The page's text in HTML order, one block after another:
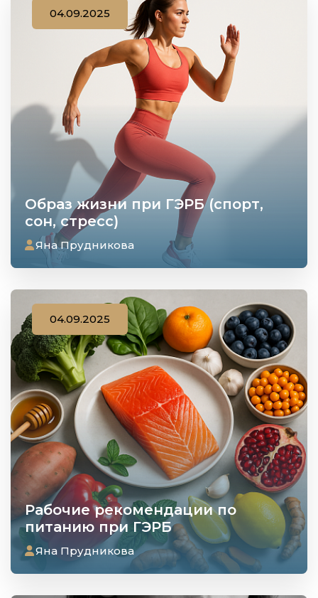
Образ жизни при ГЭРБ (спорт,
сон, стресс)
04.09.2025
Яна Прудникова
Рабочие рекомендации по
питанию при ГЭРБ
04.09.2025
Яна Прудникова